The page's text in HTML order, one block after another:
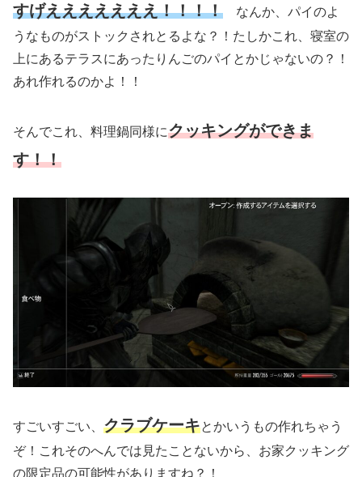
すげえええええええ！！！！ なんか、パイのよ
うなものがストックされとるよな？！たしかこれ、寝室の
上にあるテラスにあったりんごのパイとかじゃないの？！
あれ作れるのかよ！！
そんでこれ、料理鍋同様にクッキングができま
す！！
すごいすごい、 クラブケーキとかいうもの作れちゃう
ぞ！これそのへんでは見たことないから、お家クッキング
の限定品の可能性がありますね？！